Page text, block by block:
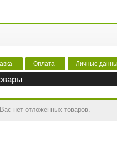
Оплата Личные
нет отложенных товаров.